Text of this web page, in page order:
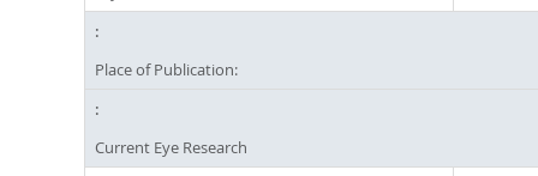
Place of Publication:
Current Eye Research